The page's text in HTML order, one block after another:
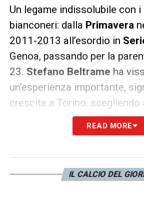
Un legame indissolubile con
bianconeri: dalla Primavera
2011-2013 all’esordio in
Genoa, passando per la
23. Stefano Beltrame ha
un’esperienza importante,
crescita a Torino, scegliendo
Cska Sofia per proseguire la
la Vecchia Signora,
READ MORE
IL CALCIO DEL